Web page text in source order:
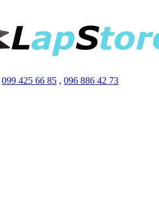
099 425 66 85 , 096 886 42 73